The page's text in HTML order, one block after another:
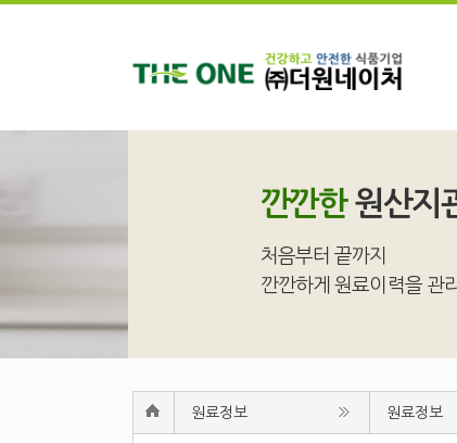
원산지관리
깐깐하게 원료이력을 관리합니다.
원료정보 원료정보